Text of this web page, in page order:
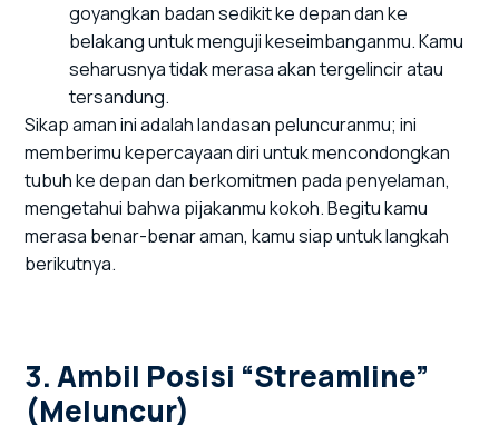
goyangkan badan sedikit ke depan dan ke
belakang untuk menguji keseimbanganmu. Kamu
seharusnya tidak merasa akan tergelincir atau
tersandung.
Sikap aman ini adalah landasan peluncuranmu; ini
memberimu kepercayaan diri untuk mencondongkan
tubuh ke depan dan berkomitmen pada penyelaman,
mengetahui bahwa pijakanmu kokoh. Begitu kamu
merasa benar-benar aman, kamu siap untuk langkah
berikutnya.
3. Ambil Posisi “Streamline”
(Meluncur)